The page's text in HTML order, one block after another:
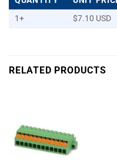
1+
$7.10 USD
RELATED PRODUCTS